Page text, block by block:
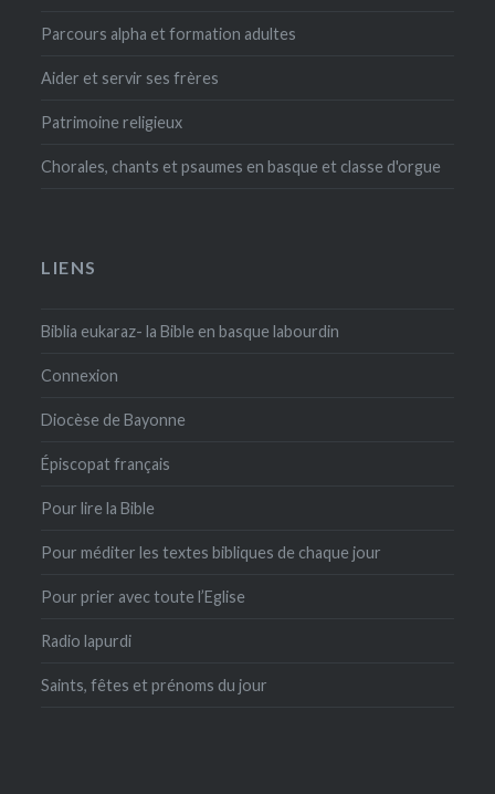
Parcours alpha et formation adultes
Aider et servir ses frères
Patrimoine religieux
Chorales, chants et psaumes en basque et classe d'orgue
LIENS
Biblia eukaraz- la Bible en basque labourdin
Connexion
Diocèse de Bayonne
Épiscopat français
Pour lire la Bible
Pour méditer les textes bibliques de chaque jour
Pour prier avec toute l’Eglise
Radio lapurdi
Saints, fêtes et prénoms du jour